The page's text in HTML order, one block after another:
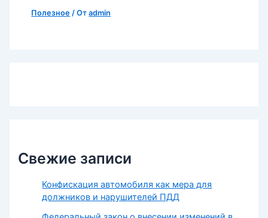
Полезное / Отadmin
Свежие записи
Конфискация автомобиля как мера для
должников и нарушителей ПДД